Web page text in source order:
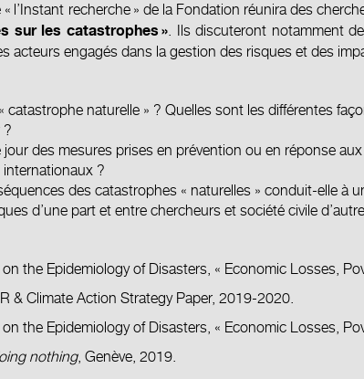
l’Instant recherche » de la Fondation réunira des
sur les catastrophes ». Ils discuteront notamment
acteurs engagés dans la gestion des risques et des
catastrophe naturelle » ? Quelles sont les différentes
?
jour des mesures prises en prévention ou en réponse
?
des catastrophes « naturelles » conduit-elle à
d’une part et entre chercheurs et société civile
the Epidemiology of Disasters, « Economic Losses,
& Climate Action Strategy Paper, 2019-2020.
the Epidemiology of Disasters, « Economic Losses,
nothing, Genève, 2019.